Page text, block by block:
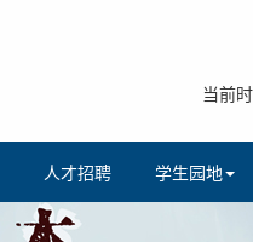
当前
人才招聘 学生园地